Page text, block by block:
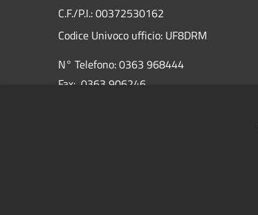
C.F./P.I.: 00372530162
Codice Univoco ufficio: UF8DRM
N° Telefono: 0363 968444
Fax: 0363 906246